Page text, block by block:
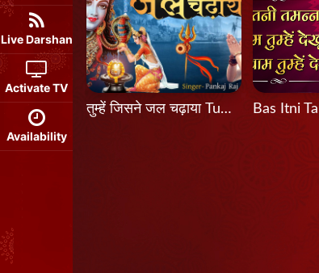
Live Darshan
Activate TV
Availability
तुम्हें जिसने जल चढ़ाया Tumhein Jisne Jal Chadhaya